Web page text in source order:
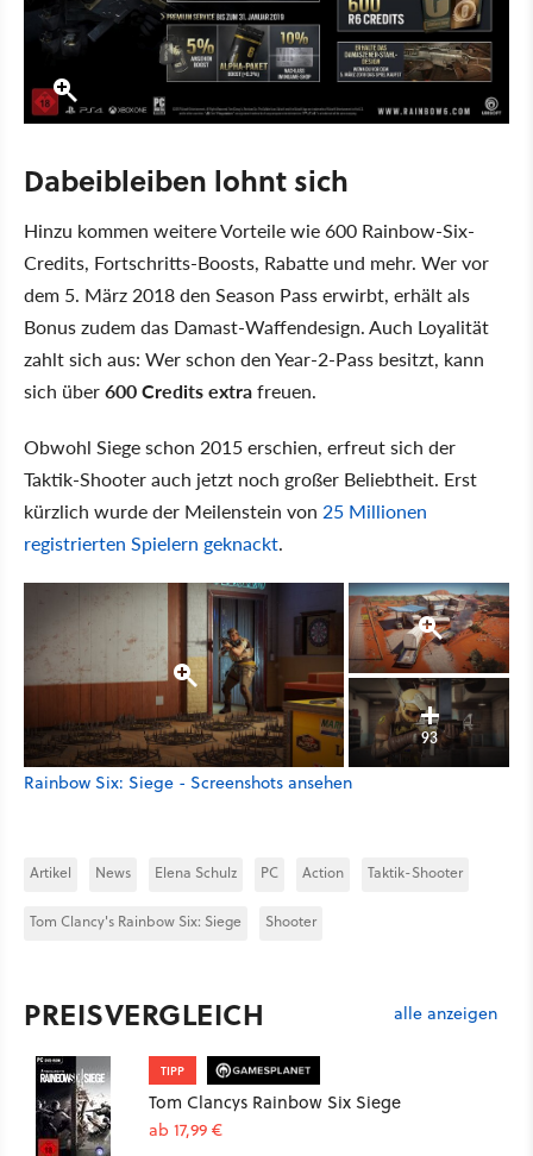
Dabeibleiben lohnt sich
Hinzu kommen weitere Vorteile wie 600 Rainbow-Six-
Credits, Fortschritts-Boosts, Rabatte und mehr. Wer vor
dem 5. März 2018 den Season Pass erwirbt, erhält als
Bonus zudem das Damast-Waffendesign. Auch Loyalität
zahlt sich aus: Wer schon den Year-2-Pass besitzt, kann
sich über600 Credits extrafreuen.
Obwohl Siege schon 2015 erschien, erfreut sich der
Taktik-Shooter auch jetzt noch großer Beliebtheit. Erst
kürzlich wurde der Meilenstein von 25 Millionen
registrierten Spielern geknackt.
93
Rainbow Six: Siege - Screenshots ansehen
Artikel News Elena Schulz PC Action Taktik-Shooter
Tom Clancy's Rainbow Six: Siege Shooter
PREISVERGLEICH alle anzeigen
TIPP
Tom Clancys Rainbow Six Siege
ab 17,99 €